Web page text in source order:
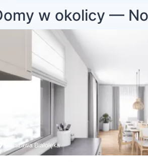
w okolicy —
Warszawa Białołęka